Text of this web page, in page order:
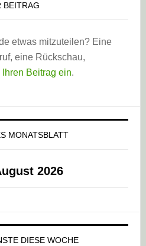
BEITRAG
etwas mitzuteilen? Eine
eine Rückschau,
Beitrag ein.
MONATSBLATT
2026
DIESE WOCHE